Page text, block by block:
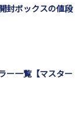
封ボックスの値段
ー一覧【マスター